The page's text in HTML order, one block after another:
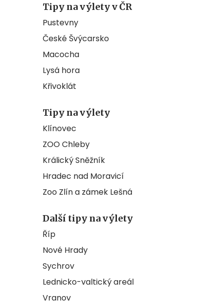
Tipy na výlety v ČR
Pustevny
České Švýcarsko
Macocha
Lysá hora
Křivoklát
Tipy na výlety
Klínovec
ZOO Chleby
Králický Sněžník
Hradec nad Moravicí
Zoo Zlín a zámek Lešná
Další tipy na výlety
Říp
Nové Hrady
Sychrov
Lednicko-valtický areál
Vranov